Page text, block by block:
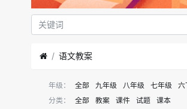
语文教案
年级： 全部 九年级 八年级 七年级 六
分类：
全部 教案 课件 试题 课本